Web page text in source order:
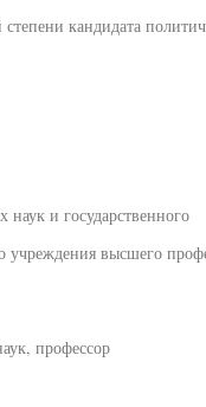
кандидата
и государственного
учреждения высшего
профессор